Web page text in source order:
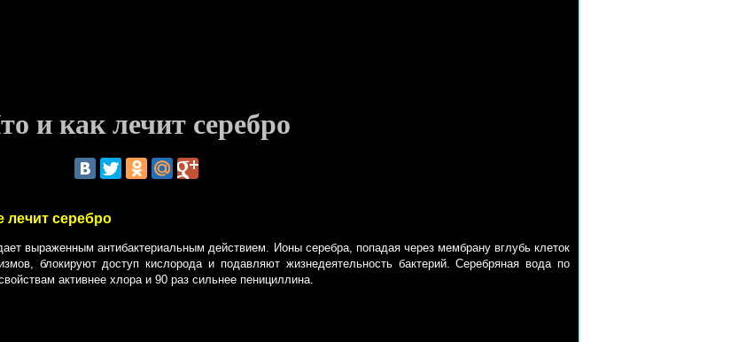
и как лечит серебро
лечит серебро
выраженным антибактериальным действием. Ионы серебра, попадая через мембрану вглубь клеток
блокируют доступ кислорода и подавляют жизнедеятельность бактерий. Серебряная вода по
активнее хлора и 90 раз сильнее пенициллина.